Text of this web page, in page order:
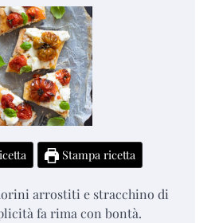
Stampa ricetta
arrostiti e stracchino di
fa rima con bontà.